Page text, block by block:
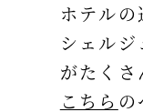
ホテル
シェル
がたくさ
こちら